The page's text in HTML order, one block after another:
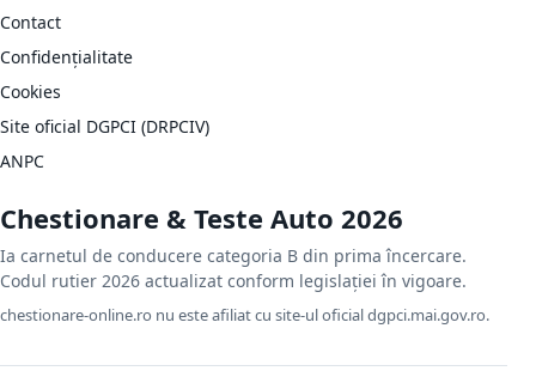
Contact
Confidențialitate
Cookies
Site oficial DGPCI (DRPCIV)
ANPC
Chestionare & Teste Auto 2026
Ia carnetul de conducere categoria B din prima încercare.
Codul rutier 2026 actualizat conform legislației în vigoare.
chestionare-online.ro nu este afiliat cu site-ul oficial dgpci.mai.gov.ro.